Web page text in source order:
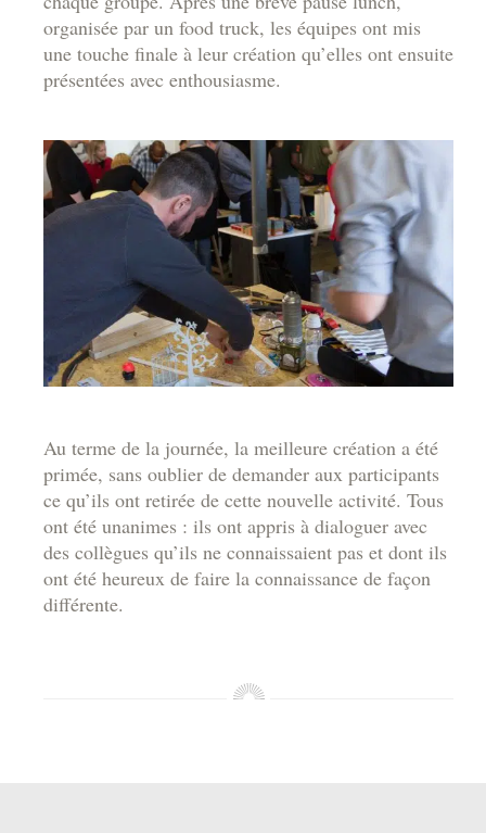
organisée par un food truck, les équipes ont mis
une touche finale à leur création qu’elles ont ensuite
présentées avec enthousiasme.
Au terme de la journée, la meilleure création a été
primée, sans oublier de demander aux participants
ce qu’ils ont retirée de cette nouvelle activité. Tous
ont été unanimes : ils ont appris à dialoguer avec
des collègues qu’ils ne connaissaient pas et dont ils
ont été heureux de faire la connaissance de façon
différente.